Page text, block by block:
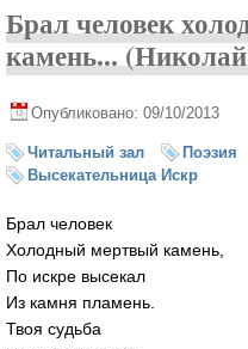
Брал человек
камень...
Опубликовано: 09/10/2013
Читальный зал Поэзия
Высекательница Искр
Брал человек
Холодный мертвый камень,
По искре высекал
Из камня пламень.
Твоя судьба